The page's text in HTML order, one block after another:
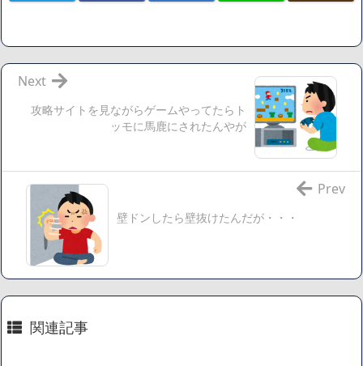
【画像】さくまあきら「桃鉄の赤マスは実際に行ってみてク
【愕然】ワイ「豚バラ220gカリッカリになるまで焼いて重さ
調べたろww(2割3割減ったら御の字やろなあww)」→結
果・・・・・・・・・・・・・・・・・・・
【悲報】ジェネリック医薬品、4割が承認書と異なる製造だ
ったことが発覚「衝撃的な数字だ」
【速報】楽天グループ、減損損失約160億円と約700億円の繰
延税金資産の取崩し
【悲報】読売新聞、「避難所の自販機が壊されて窃盗され
攻略サイトを見ながらゲームやってたらト
ッモに馬鹿にされたんやが
Next
壁ドンしたら壁抜けたんだが・・・
Prev
関連記事